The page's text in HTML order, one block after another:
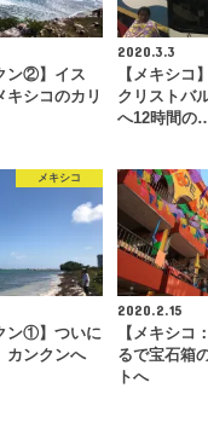
ン②】イス
キシコのカリ
2020.3.3
【メキシコ
クリストバ
へ12時間の
メキシコ
ン①】ついに
カンクンへ
2020.2.15
【メキシコ
るで宝石箱
トへ